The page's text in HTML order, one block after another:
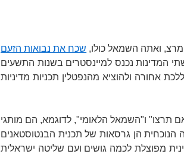
ואתה השמאל כולו, שכח את נבואות הזעם
המדינות נכנס למיינסטרים בשנות התשעים
אחורה ולהוציא מהנפטלין תכניות מדיניות
תרצו" ו"השמאל הלאומי", לדוגמא, הם מותגי
הנוכחית הן גרסאות של תכנית הבנטוסטאנים
מפוצלת לכמה גושים ועם שליטה ישראלית